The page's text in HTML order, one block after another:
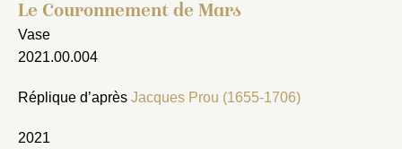
Le Couronnement de Mars
Vase
2021.00.004
Réplique d’après Jacques Prou (1655-1706)
2021
Nom du dossier
Courriel
Mot de passe